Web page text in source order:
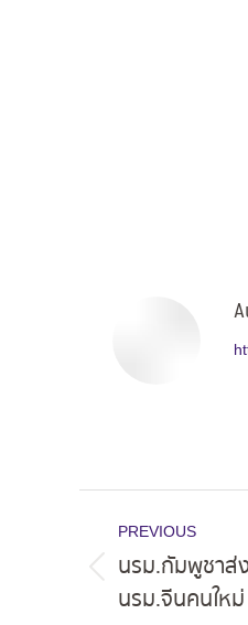
navigation
PREVIOUS
Previous
post:
นรม.กัมพูชาส่
นรม.จีนคนใหม่